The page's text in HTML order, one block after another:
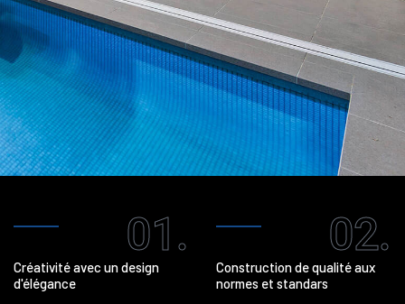
01.
Créativité avec un design
d'élégance
02.
Construction de qualité aux
normes et standars